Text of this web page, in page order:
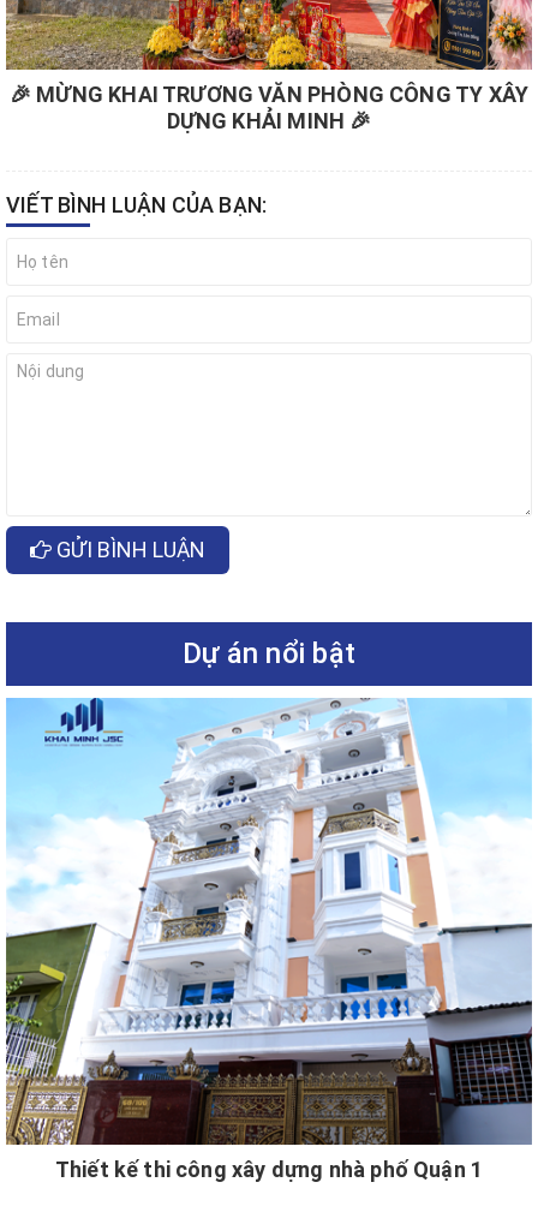
🎉 MỪNG KHAI TRƯƠNG VĂN PHÒNG CÔNG TY XÂY
DỰNG KHẢI MINH 🎉
VIẾT BÌNH LUẬN CỦA BẠN:
GỬI BÌNH LUẬN
Dự án nổi bật
Thiết kế thi công xây dựng nhà phố Quận 1